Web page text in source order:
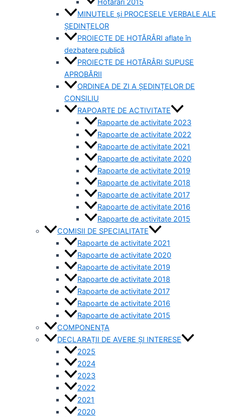
MINUTELE și PROCESELE VERBALE ALE
ȘEDINȚELOR
PROIECTE DE HOTĂRÂRI aflate în
dezbatere publică
PROIECTE DE HOTĂRÂRI SUPUSE
APROBĂRII
ORDINEA DE ZI A ȘEDINȚELOR DE
CONSILIU
RAPOARTE DE ACTIVITATE
Rapoarte de activitate 2023
Rapoarte de activitate 2022
Rapoarte de activitate 2021
Rapoarte de activitate 2020
Rapoarte de activitate 2019
Rapoarte de activitate 2018
Rapoarte de activitate 2017
Rapoarte de activitate 2016
Rapoarte de activitate 2015
COMISII DE SPECIALITATE
Rapoarte de activitate 2021
Rapoarte de activitate 2020
Rapoarte de activitate 2019
Rapoarte de activitate 2018
Rapoarte de activitate 2017
Rapoarte de activitate 2016
Rapoarte de activitate 2015
COMPONENȚA
DECLARAȚII DE AVERE ȘI INTERESE
2025
2024
2023
2022
2021
2020